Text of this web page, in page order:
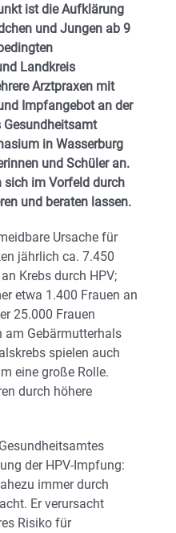
ist die Aufklärung
und Jungen ab 9
Landkreis
Arztpraxen mit
Impfangebot an der
in Wasserburg
und Schüler an.
sich im Vorfeld durch
und beraten lassen.
Ursache für
jährlich ca. 7.450
Krebs durch HPV;
etwa 1.400 Frauen an
25.000 Frauen
am Gebärmutterhals
spielen auch
eine große Rolle.
durch höhere
der HPV-Impfung:
immer durch
Er verursacht
Risiko für